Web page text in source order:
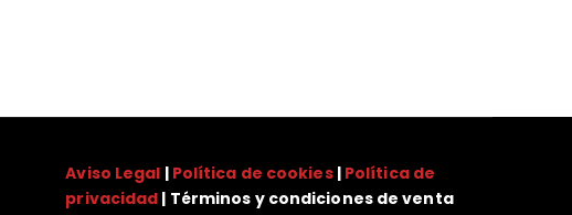
Aviso Legal | Política de cookies| Política de
privacidad | Términos y condiciones de venta